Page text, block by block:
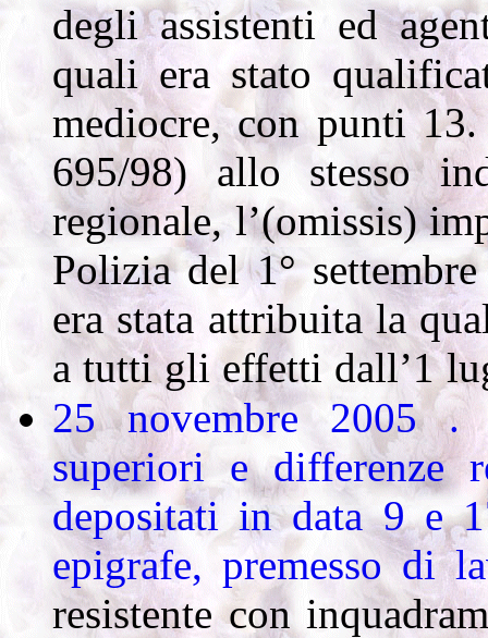
degli assistenti ed
quali era stato
mediocre, con punti
695/98) allo stesso
regionale, l’(omissis)
Polizia del 1°
era stata attribuita la
a tutti gli effetti dall’1
25 novembre 2005 .
superiori e differenze
depositati in data 9 e
epigrafe, premesso di
resistente con